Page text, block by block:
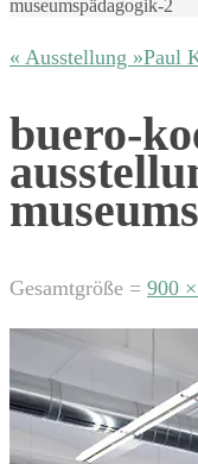
museumspädagogik-2
« Ausstellung »Paul
buero-
Gesamtgröße = 900